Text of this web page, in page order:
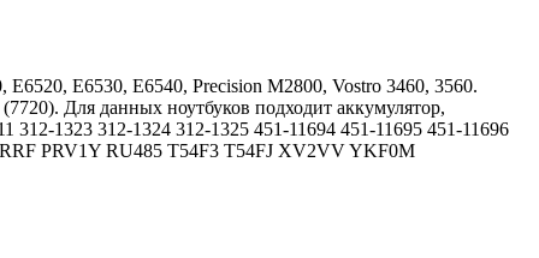
E6530, E6540, Precision M2800, Vostro 3460, 3560.
Для данных ноутбуков подходит аккумулятор,
1323 312-1324 312-1325 451-11694 451-11695 451-11696
PRV1Y RU485 T54F3 T54FJ XV2VV YKF0M